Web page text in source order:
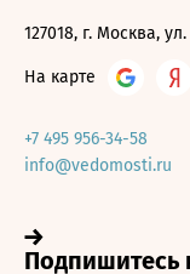
127018, г. Москва,
На карте
+7 495 956-34-58
info@vedomosti.ru